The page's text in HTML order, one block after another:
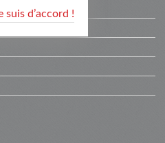
suis d’accord !